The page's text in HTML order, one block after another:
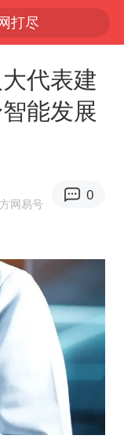
打尽
代表建
能发展
网易号
0